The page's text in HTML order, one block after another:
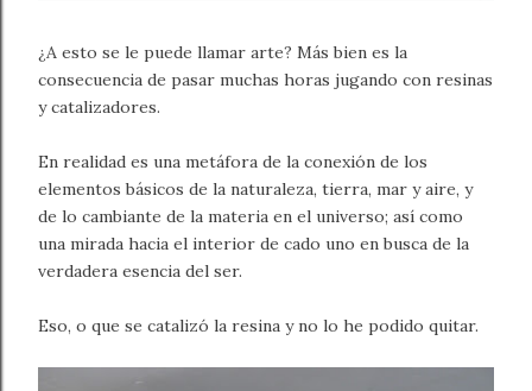
¿A esto se le puede llamar arte? Más bien es la
consecuencia de pasar muchas horas jugando con resinas
y catalizadores.
En realidad es una metáfora de la conexión de los
elementos básicos de la naturaleza, tierra, mar y aire, y
de lo cambiante de la materia en el universo; así como
una mirada hacia el interior de cado uno en busca de la
verdadera esencia del ser.
Eso, o que se catalizó la resina y no lo he podido quitar.